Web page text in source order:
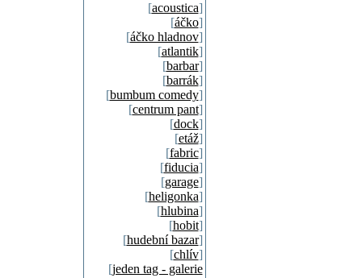
[acoustica]
[áčko]
[áčko hladnov]
[atlantik]
[barbar]
[barrák]
[bumbum comedy]
[centrum pant]
[dock]
[etáž]
[fabric]
[fiducia]
[garage]
[heligonka]
[hlubina]
[hobit]
[hudební bazar]
[chlív]
[jeden tag - galerie